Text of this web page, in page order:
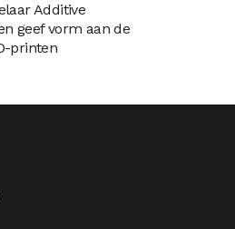
Additive
geef vorm aan de
printen